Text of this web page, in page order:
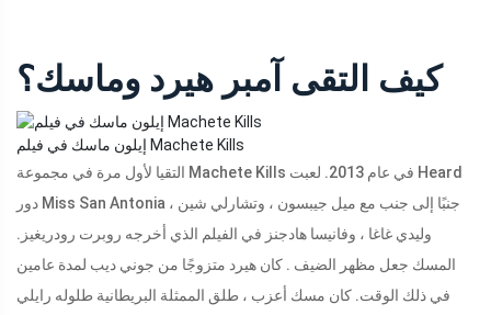
كيف التقى آمبر هيرد وماسك؟
إيلون ماسك في فيلم Machete Kills
التقيا لأول مرة في مجموعة Machete Kills في عام 2013. لعبت Heard
دور Miss San Antonia جنبًا إلى جنب مع ميل جيبسون ، وتشارلي شين ،
وليدي غاغا ، وفانيسا هادجنز في الفيلم الذي أخرجه روبرت رودريغيز.
المسك جعل مظهر الضيف . كان هيرد متزوجًا من جوني ديب لمدة عامين
في ذلك الوقت. كان مسك أعزب ، طلق الممثلة البريطانية طلوله رايلي